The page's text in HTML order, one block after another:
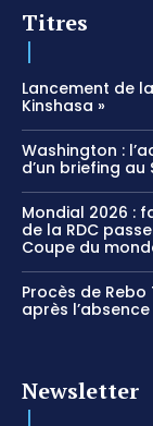
Titres
Lancement de
Kinshasa »
Washington :
d’un briefing
Mondial 2026 :
de la RDC
Coupe du
Procès de
après
Newsletter